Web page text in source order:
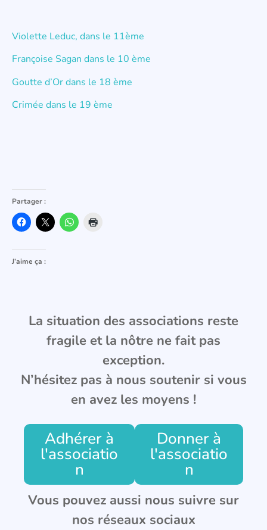
Violette Leduc, dans le 11ème
Françoise Sagan dans le 10 ème
Goutte d’Or dans le 18 ème
Crimée dans le 19 ème
Partager :
J’aime ça :
La situation des associations reste
fragile et la nôtre ne fait pas
exception.
N’hésitez pas à nous soutenir si vous
en avez les moyens !
Adhérer à
l'associatio
n
Donner à
l'associatio
n
Vous pouvez aussi nous suivre sur
nos réseaux sociaux